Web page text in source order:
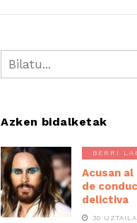
Azken bidalketak
BERRI
Acusan
de
delictiva
30